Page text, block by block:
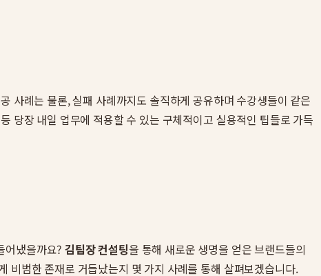
사례는 물론, 실패 사례까지도 솔직하게 공유하며 수강생들이 같은
당장 내일 업무에 적용할 수 있는 구체적이고 실용적인 팁들로 가득
어냈을까요?김팀장 컨설팅을 통해 새로운 생명을 얻은 브랜드들의
비범한 존재로 거듭났는지 몇 가지 사례를 통해 살펴보겠습니다.